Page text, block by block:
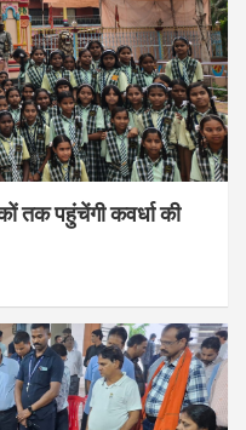
तक पहुंचेंगी कवर्धा की